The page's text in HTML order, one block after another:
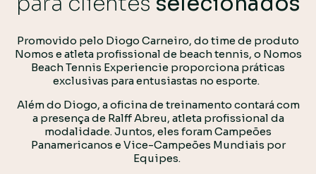
Promovido pelo Diogo Carneiro, do time de produto
Nomos e atleta profissional de beach tennis, o Nomos
Beach Tennis Experiencie proporciona práticas
exclusivas para entusiastas no esporte.
Além do Diogo, a oficina de treinamento contará com
a presença de Ralff Abreu, atleta profissional da
modalidade. Juntos, eles foram Campeões
Panamericanos e Vice-Campeões Mundiais por
Equipes.